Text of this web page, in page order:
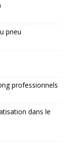
pneu
professionnels
dans le